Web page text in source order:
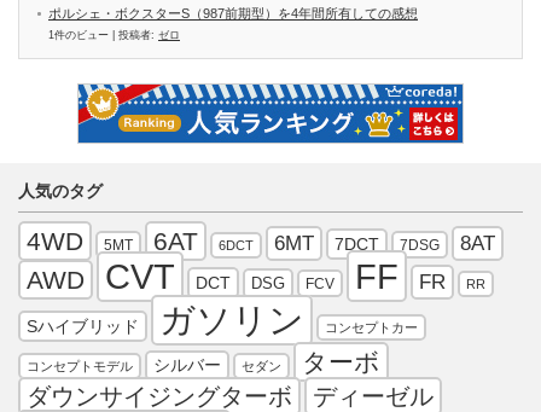
ポルシェ・ボクスターS（987前期型）を4年間所有しての感想
1件のビュー 投稿者: ゼロ
人気のタグ
4WD 5MT 6AT 6DCT 6MT 7DCT 7DSG 8AT
AWD CVT DCT DSG FCV FF FR RR
Sハイブリッド ガソリン コンセプトカー
コンセプトモデル シルバー セダン ターボ
ダウンサイジングターボ ディーゼル